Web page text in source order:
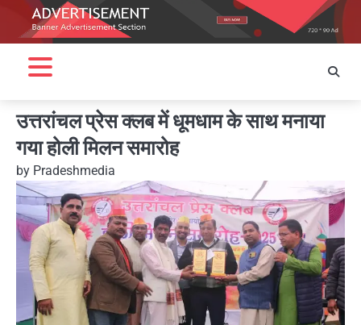
उत्तरांचल प्रेस क्लब में धूमधाम के साथ मनाया
गया होली मिलन समारोह
by Pradeshmedia